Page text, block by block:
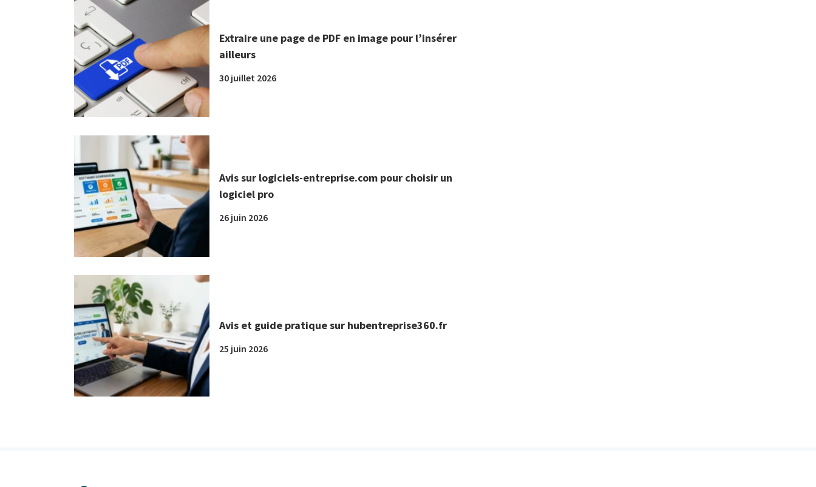
Extraire une page de PDF en image pour l’insérer
ailleurs
30 juillet 2026
Avis sur logiciels-entreprise.com pour choisir un
logiciel pro
26 juin 2026
Avis et guide pratique sur hubentreprise360.fr
25 juin 2026